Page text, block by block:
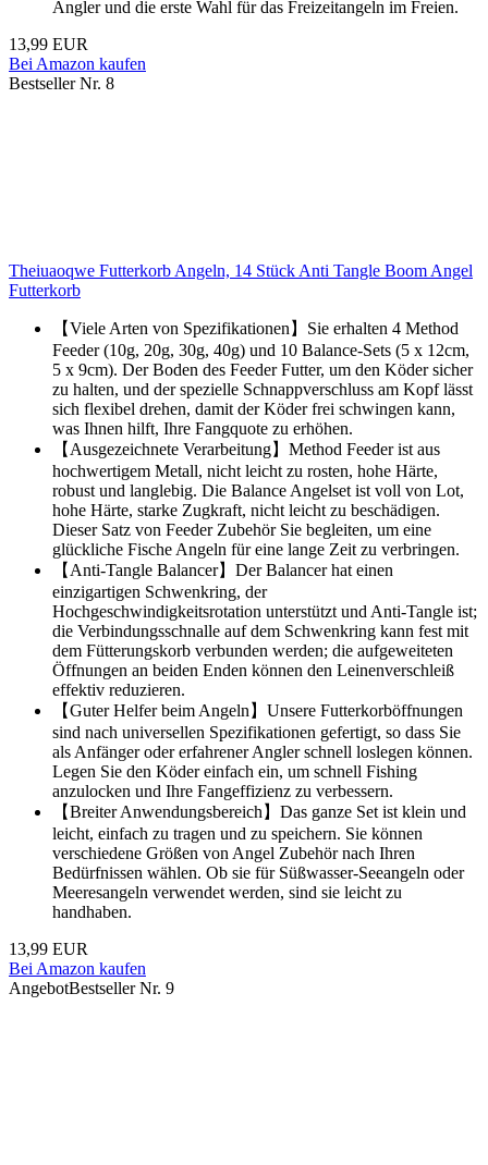
Angler und die erste Wahl für das Freizeitangeln im Freien.
13,99 EUR
Bei Amazon kaufen
Bestseller Nr. 8
Theiuaoqwe Futterkorb Angeln, 14 Stück Anti Tangle Boom Angel
Futterkorb
【Viele Arten von Spezifikationen】Sie erhalten 4 Method
Feeder (10g, 20g, 30g, 40g) und 10 Balance-Sets (5 x 12cm,
5 x 9cm). Der Boden des Feeder Futter, um den Köder sicher
zu halten, und der spezielle Schnappverschluss am Kopf lässt
sich flexibel drehen, damit der Köder frei schwingen kann,
was Ihnen hilft, Ihre Fangquote zu erhöhen.
【Ausgezeichnete Verarbeitung】Method Feeder ist aus
hochwertigem Metall, nicht leicht zu rosten, hohe Härte,
robust und langlebig. Die Balance Angelset ist voll von Lot,
hohe Härte, starke Zugkraft, nicht leicht zu beschädigen.
Dieser Satz von Feeder Zubehör Sie begleiten, um eine
glückliche Fische Angeln für eine lange Zeit zu verbringen.
【Anti-Tangle Balancer】Der Balancer hat einen
einzigartigen Schwenkring, der
Hochgeschwindigkeitsrotation unterstützt und Anti-Tangle ist;
die Verbindungsschnalle auf dem Schwenkring kann fest mit
dem Fütterungskorb verbunden werden; die aufgeweiteten
Öffnungen an beiden Enden können den Leinenverschleiß
effektiv reduzieren.
【Guter Helfer beim Angeln】Unsere Futterkorböffnungen
sind nach universellen Spezifikationen gefertigt, so dass Sie
als Anfänger oder erfahrener Angler schnell loslegen können.
Legen Sie den Köder einfach ein, um schnell Fishing
anzulocken und Ihre Fangeffizienz zu verbessern.
【Breiter Anwendungsbereich】Das ganze Set ist klein und
leicht, einfach zu tragen und zu speichern. Sie können
verschiedene Größen von Angel Zubehör nach Ihren
Bedürfnissen wählen. Ob sie für Süßwasser-Seeangeln oder
Meeresangeln verwendet werden, sind sie leicht zu
handhaben.
13,99 EUR
Bei Amazon kaufen
AngebotBestseller Nr. 9